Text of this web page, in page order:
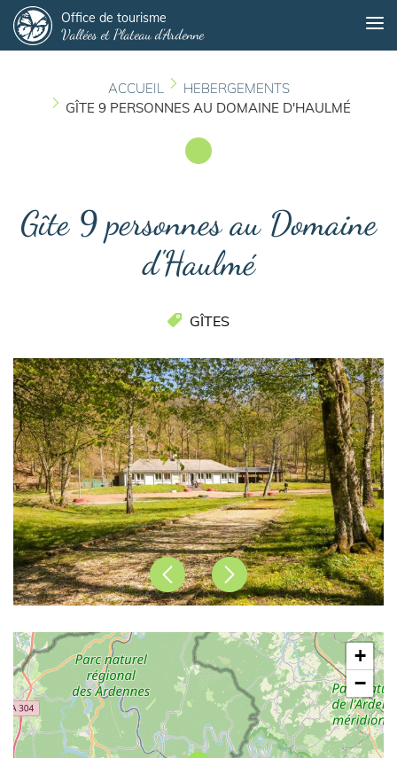
au
contenu
Office de tourisme
Vallées et Plateau d'Ardenne
ACCUEIL
HEBERGEMENTS
GÎTE 9 PERSONNES AU DOMAINE D'HAULMÉ
Gîte 9 personnes au Domaine
d'Haulmé
GÎTES
PrécédentSuivant
+
−
Panneau de gestion des cookies